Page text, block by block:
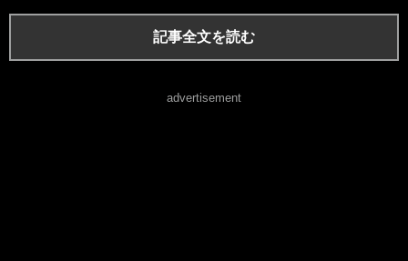
記事全文を読む
advertisement